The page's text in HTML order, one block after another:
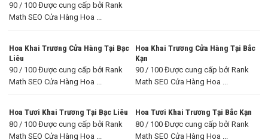
90 / 100 Được cung cấp bởi Rank
Math SEO Cửa Hàng Hoa ...
Hoa Khai Trương Cửa Hàng Tại Bạc
Liêu
90 / 100 Được cung cấp bởi Rank
Math SEO Cửa Hàng Hoa ...
Hoa Khai Trương Cửa Hàng Tại Bắc
Kạn
90 / 100 Được cung cấp bởi Rank
Math SEO Cửa Hàng Hoa ...
Hoa Tươi Khai Trương Tại Bạc Liêu
80 / 100 Được cung cấp bởi Rank
Math SEO Cửa Hàng Hoa ...
Hoa Tươi Khai Trương Tại Bắc Kạn
80 / 100 Được cung cấp bởi Rank
Math SEO Cửa Hàng Hoa ...